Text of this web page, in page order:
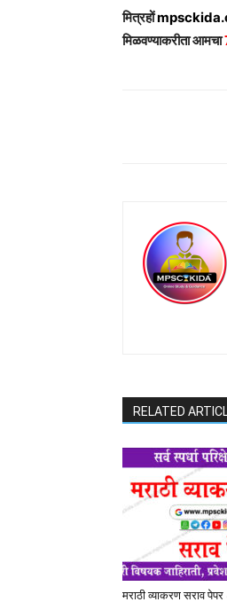
मित्रहों
मिळवण्याकरीता आमचा
RELATED
मराठी व्याकरण सराव पेपर